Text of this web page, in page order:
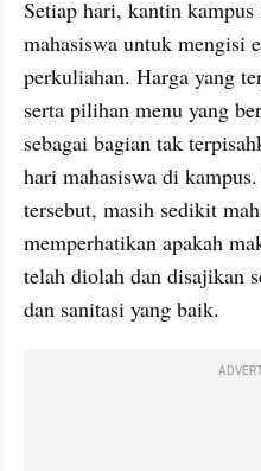
Setiap hari, kantin
mahasiswa untuk mengisi
perkuliahan. Harga yang
serta pilihan menu yang
sebagai bagian tak
hari mahasiswa di
tersebut, masih sedikit
memperhatikan apakah
telah diolah dan disajikan
dan sanitasi yang baik.